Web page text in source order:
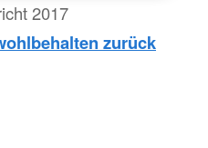
2017
zurück